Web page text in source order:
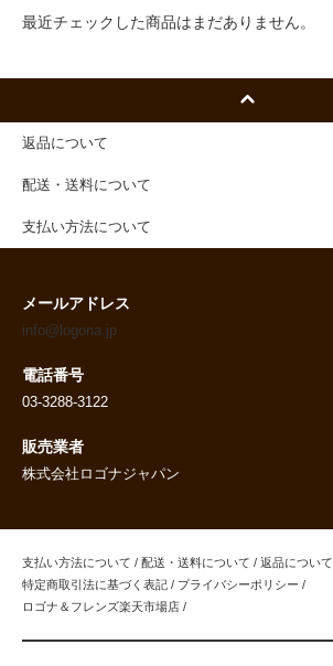
最近チェックした商品はまだありません。
返品について
配送・送料について
支払い方法について
メールアドレス
info@logona.jp
電話番号
03-3288-3122
販売業者
株式会社ロゴナジャパン
支払い方法について / 配送・送料について / 返品について
特定商取引法に基づく表記 / プライバシーポリシー /
ロゴナ＆フレンズ楽天市場店 /